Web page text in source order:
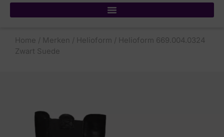
Home / Merken / Helioform / Helioform 669.004.0324
Zwart Suede